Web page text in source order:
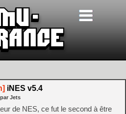
iNES v5.4
par Jets
de NES, ce fut le second à être